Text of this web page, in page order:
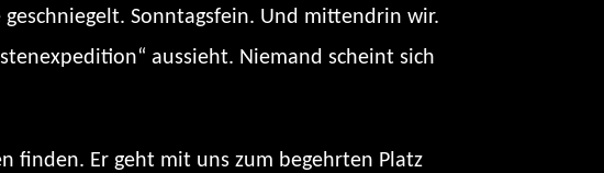
Sonntagsfein. Und mittendrin wir.
aussieht. Niemand scheint sich
finden. Er geht mit uns zum begehrten Platz